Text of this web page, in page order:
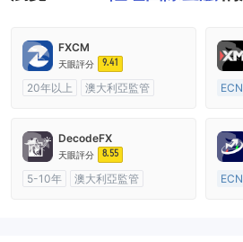
FXCM
天眼評分 9.41
20年以上
澳大利亞監管
主標
DecodeFX
天眼評分 8.55
5-10年
澳大利亞監管